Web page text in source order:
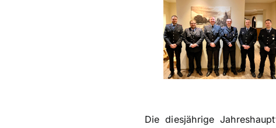
Die diesjährige